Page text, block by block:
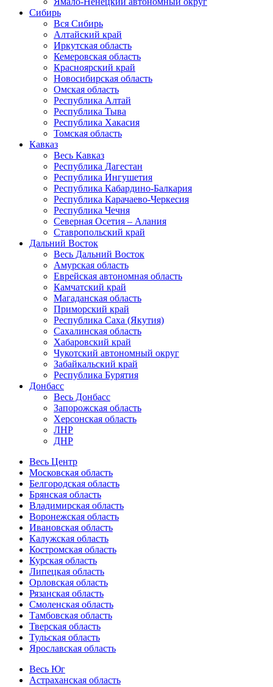
Сибирь
Вся Сибирь
Алтайский край
Иркутская область
Кемеровская область
Красноярский край
Новосибирская область
Омская область
Республика Алтай
Республика Тыва
Республика Хакасия
Томская область
Кавказ
Весь Кавказ
Республика Дагестан
Республика Ингушетия
Республика Кабардино-Балкария
Республика Карачаево-Черкесия
Республика Чечня
Северная Осетия – Алания
Ставропольский край
Дальний Восток
Весь Дальний Восток
Амурская область
Еврейская автономная область
Камчатский край
Магаданская область
Приморский край
Республика Саха (Якутия)
Сахалинская область
Хабаровский край
Чукотский автономный округ
Забайкальский край
Республика Бурятия
Донбасс
Весь Донбасс
Запорожская область
Херсонская область
ЛНР
ДНР
Весь Центр
Московская область
Белгородская область
Брянская область
Владимирская область
Воронежская область
Ивановская область
Калужская область
Костромская область
Курская область
Липецкая область
Орловская область
Рязанская область
Смоленская область
Тамбовская область
Тверская область
Тульская область
Ярославская область
Весь Юг
Астраханская область